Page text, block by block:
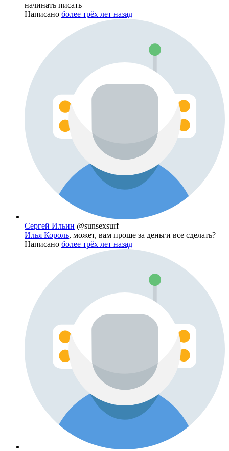
начинать писать
Написано более трёх лет назад
Сергей Ильин @sunsexsurf
Илья Король, может, вам проще за деньги все сделать?
Написано более трёх лет назад